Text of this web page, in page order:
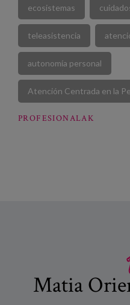
ecosistemas
teleasistencia
autonomía personal
Atención Centrada en la
PROFESIONALAK
Matia